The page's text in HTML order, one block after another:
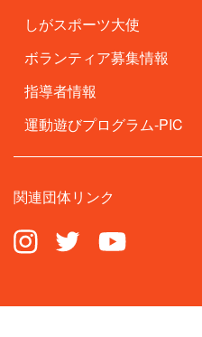
しがスポーツ大使
ボランティア募集情報
指導者情報
運動遊びプログラム-PIC
関連団体リンク